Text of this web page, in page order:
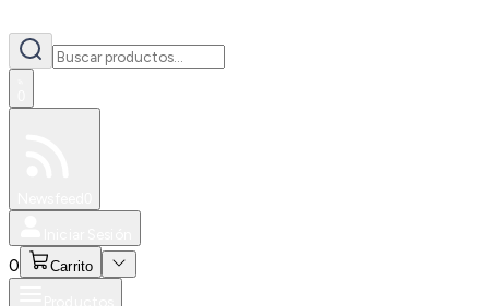
0 Carrito